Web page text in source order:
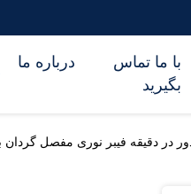
درباره ما
با ما تماس
بگیرید